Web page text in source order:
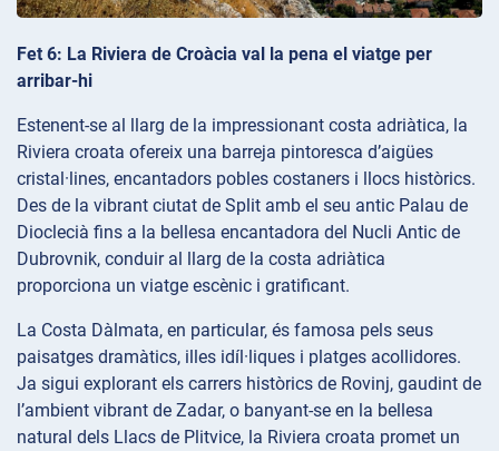
Fet 6: La Riviera de Croàcia val la pena el viatge per
arribar-hi
Estenent-se al llarg de la impressionant costa adriàtica, la
Riviera croata ofereix una barreja pintoresca d’aigües
cristal·lines, encantadors pobles costaners i llocs històrics.
Des de la vibrant ciutat de Split amb el seu antic Palau de
Dioclecià fins a la bellesa encantadora del Nucli Antic de
Dubrovnik, conduir al llarg de la costa adriàtica
proporciona un viatge escènic i gratificant.
La Costa Dàlmata, en particular, és famosa pels seus
paisatges dramàtics, illes idíl·liques i platges acollidores.
Ja sigui explorant els carrers històrics de Rovinj, gaudint de
l’ambient vibrant de Zadar, o banyant-se en la bellesa
natural dels Llacs de Plitvice, la Riviera croata promet un